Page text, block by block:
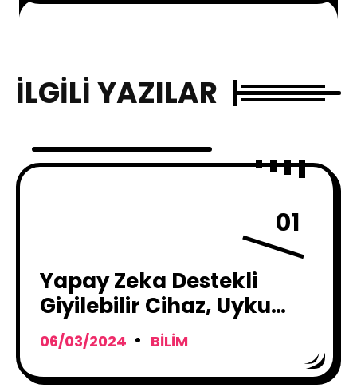
İLGILI YAZILAR
01
Yapay Zeka Destekli
Giyilebilir Cihaz, Uyku
Apnesi Tanısını
Kolaylaştırabilir !
06/03/2024 BILIM